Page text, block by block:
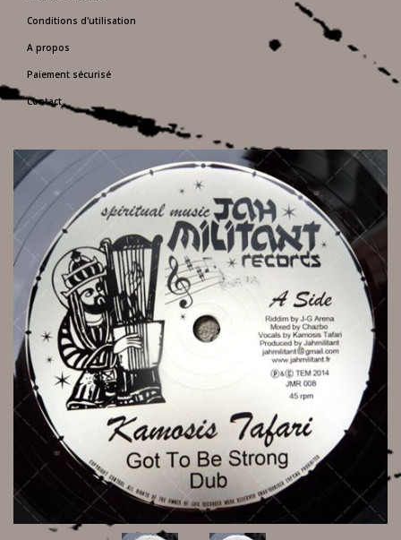
Conditions d'utilisation
A propos
Paiement sécurisé
Contact